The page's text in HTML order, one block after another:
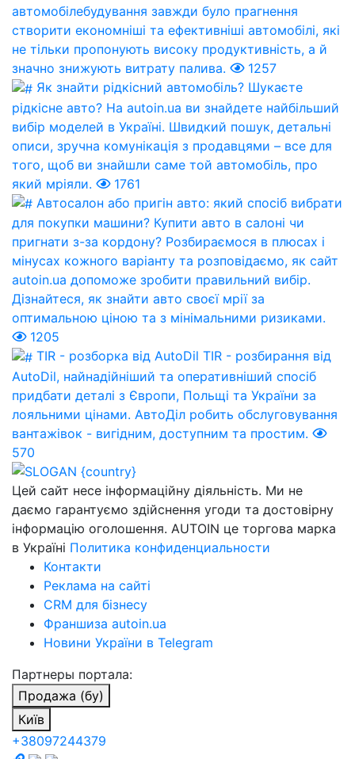
автомобілебудування завжди було прагнення
створити економніші та ефективніші автомобілі, які
не тільки пропонують високу продуктивність, а й
значно знижують витрату палива.
1257
Як знайти рідкісний автомобіль? Шукаєте
рідкісне авто? На autoin.ua ви знайдете найбільший
вибір моделей в Україні. Швидкий пошук, детальні
описи, зручна комунікація з продавцями – все для
того, щоб ви знайшли саме той автомобіль, про
який мріяли.
1761
Автосалон або пригін авто: який спосіб вибрати
для покупки машини? Купити авто в салоні чи
пригнати з-за кордону? Розбираємося в плюсах і
мінусах кожного варіанту та розповідаємо, як сайт
autoin.ua допоможе зробити правильний вибір.
Дізнайтеся, як знайти авто своєї мрії за
оптимальною ціною та з мінімальними ризиками.
1205
TIR - розборка від AutoDil TIR - розбирання від
AutoDil, найнадійніший та оперативніший спосіб
придбати деталі з Європи, Польщі та України за
лояльними цінами. АвтоДіл робить обслуговування
вантажівок - вигідним, доступним та простим.
570
Цей сайт несе інформаційну діяльність. Ми не
даємо гарантуємо здійснення угоди та достовірну
інформацію оголошення. AUTOIN це торгова марка
в Україні Политика конфиденциальности
Контакти
Реклама на сайті
CRM для бізнесу
Франшиза autoin.ua
Новини України в Telegram
Партнеры портала:
Продажа (бу)
Київ
+38097244379